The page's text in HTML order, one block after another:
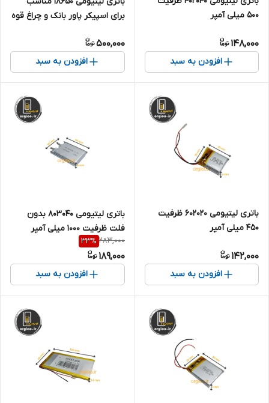
500 میلی آمپر
148,000
افزودن به سبد
برای اسپیکر پاور بانک و چراغ قوه
500,000
افزودن به سبد
باتری لیتیومی ۶۰۲۰۲۰ ظرفیت
۴۵۰ میلی آمپر
142,000
افزودن به سبد
باتری لیتیومی 803040 بدون
فلت ظرفیت 1000 میلی آمپر
283,000
33%
189,000
افزودن به سبد